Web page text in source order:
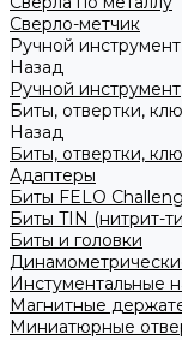
Сверло-метчик
Ручной инструмент
Назад
Ручной инструмент
Биты, отвертки,
Назад
Биты, отвертки,
Адаптеры
Биты FELO
Биты TIN (нитрит-
Биты и головки
Инстументальные
Магнитные
Миниатюрные